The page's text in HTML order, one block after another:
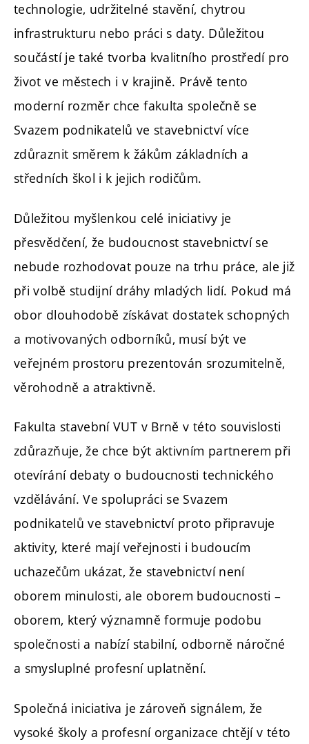
technologie, udržitelné stavění, chytrou
infrastrukturu nebo práci s daty. Důležitou
součástí je také tvorba kvalitního prostředí pro
život ve městech i v krajině. Právě tento
moderní rozměr chce fakulta společně se
Svazem podnikatelů ve stavebnictví více
zdůraznit směrem k žákům základních a
středních škol i k jejich rodičům.
Důležitou myšlenkou celé iniciativy je
přesvědčení, že budoucnost stavebnictví se
nebude rozhodovat pouze na trhu práce, ale již
při volbě studijní dráhy mladých lidí. Pokud má
obor dlouhodobě získávat dostatek schopných
a motivovaných odborníků, musí být ve
veřejném prostoru prezentován srozumitelně,
věrohodně a atraktivně.
Fakulta stavební VUT v Brně v této souvislosti
zdůrazňuje, že chce být aktivním partnerem při
otevírání debaty o budoucnosti technického
vzdělávání. Ve spolupráci se Svazem
podnikatelů ve stavebnictví proto připravuje
aktivity, které mají veřejnosti i budoucím
uchazečům ukázat, že stavebnictví není
oborem minulosti, ale oborem budoucnosti –
oborem, který významně formuje podobu
společnosti a nabízí stabilní, odborně náročné
a smysluplné profesní uplatnění.
Společná iniciativa je zároveň signálem, že
vysoké školy a profesní organizace chtějí v této